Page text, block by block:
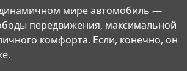
мире автомобиль —
передвижения, максимальной
комфорта. Если, конечно, он